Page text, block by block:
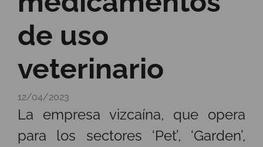
de uso
veterinario
12/04/2023
La empresa vizcaína, que opera
para los sectores ‘Pet’, ‘Garden’,